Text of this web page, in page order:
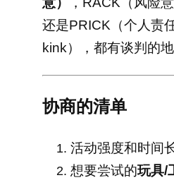
还是PRICK（个人责
kink），都有谈判的地
协商的清单
活动强度和时间
想要尝试的玩具/